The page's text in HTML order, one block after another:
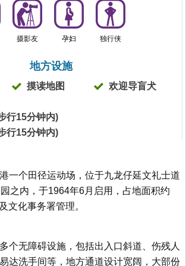
摄影友 孕妇 独行侠
地方设施
摸读地图
欢迎导盲犬
行15分钟内)
行15分钟内)
一个田径运动场，位于九龙仔延文礼士道
之内，于1964年6月启用，占地面积约
文化事务署管理。
个无障碍设施，包括出入口斜道、伤残人
达洗手间等，地方通道设计宽阔，大部份